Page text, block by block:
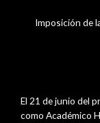
Imposición de
El 21 de junio del
como Académico